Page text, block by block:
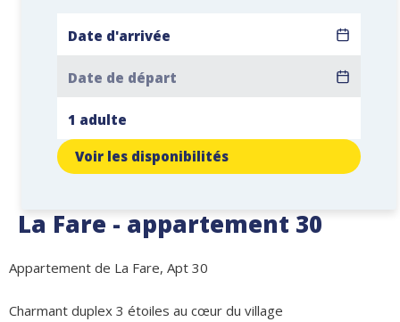
La Fare - appartement 30
Appartement de La Fare, Apt 30
Charmant duplex 3 étoiles au cœur du village
Voir les disponibilités